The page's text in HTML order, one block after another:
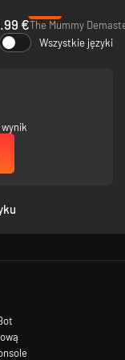
udoskonalenia
rekordy,
cofnij się w czasie i
€The Mummy
Wszystkie języki